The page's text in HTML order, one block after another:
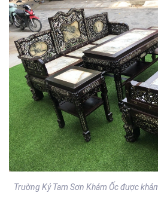
Trường Kỷ Tam Sơn Khảm Ốc được